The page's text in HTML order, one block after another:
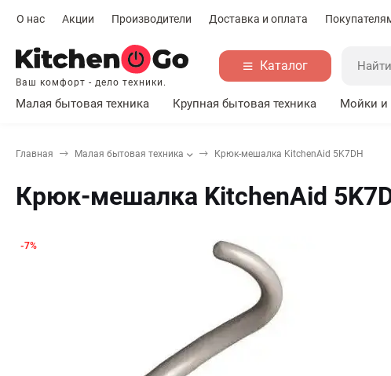
О нас Акции Производители Доставка и оплата
Ваш комфорт - дело техники.
Каталог
Малая бытовая техника Крупная бытовая техника Мойки и
Главная Малая бытовая техника Крюк-мешалка KitchenAid 5K7DH
Крюк-мешалка KitchenAid
-7%